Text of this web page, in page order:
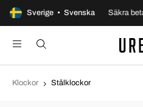
Sverige • Svenska
öppet köp Säkra betalningar
Klockor Stålklockor